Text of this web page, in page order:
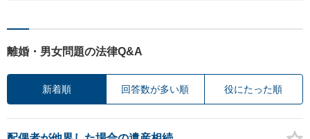
離婚・男女問題の法律Q&A
新着順 回答数が多い順 役にたった順